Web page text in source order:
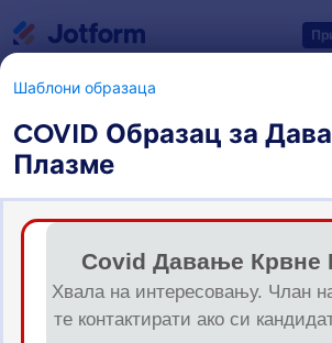
Шаблони образаца
COVID Образац за
Плазме
Шаблони образаца
Обрасци за
12 Шаблона
Категорије шаблона образаца